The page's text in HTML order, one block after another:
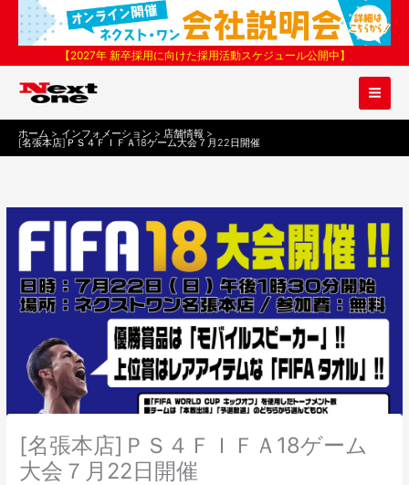
ス
【2027年 新卒採用に向けた採用活動スケジュール公開中】
ホーム インフォメーション 店舗情報
[名張本店]ＰＳ４ＦＩＦＡ18ゲーム大会７月22日開催
[名張本店]ＰＳ４ＦＩＦＡ18ゲーム
大会７月22日開催